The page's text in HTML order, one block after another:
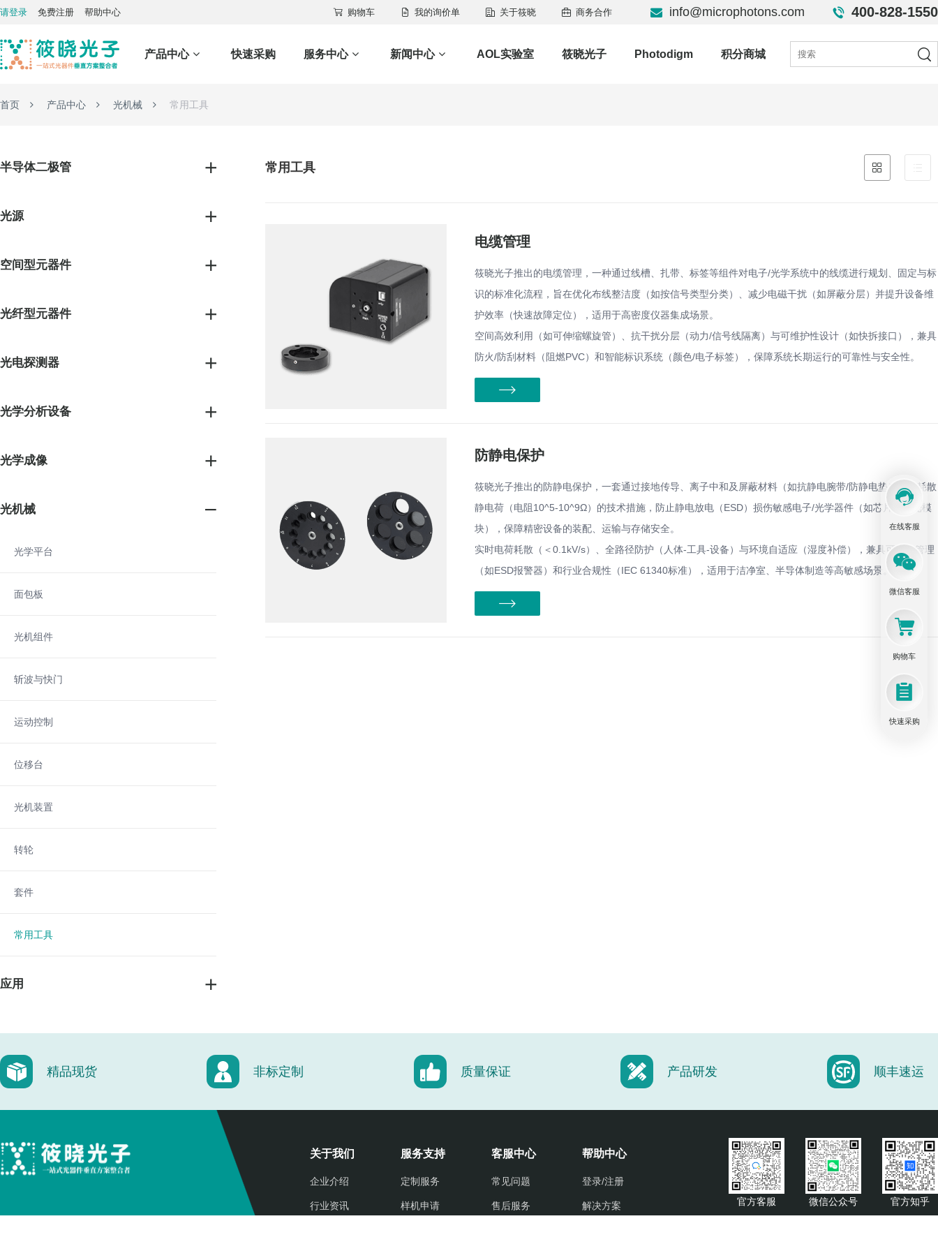
请登录 免费注册 帮助中心 购物车 我的询价单 关于筱晓 商务合作 info@microphotons.com 400-828-1550
产品中心 快速采购 服务中心 新闻中心 AOL实验室 筱晓光子 Photodigm 积分商城
在线客服
微信客服
购物车
快速采购
首页 产品中心 光机械 常用工具
半导体二极管
光源
空间型元器件
光纤型元器件
光电探测器
光学分析设备
光学成像
光机械
光学平台
面包板
光机组件
斩波与快门
运动控制
位移台
光机装置
转轮
套件
常用工具
应用
常用工具
电缆管理
筱晓光子推出的电缆管理，一种通过线槽、扎带、标签等组件对电子/光学系统中的线缆进行规划、固定与标
识的标准化流程，旨在优化布线整洁度（如按信号类型分类）、减少电磁干扰（如屏蔽分层）并提升设备维
护效率（快速故障定位），适用于高密度仪器集成场景。
空间高效利用（如可伸缩螺旋管）、抗干扰分层（动力/信号线隔离）与可维护性设计（如快拆接口），兼具
防火/防刮材料（阻燃PVC）和智能标识系统（颜色/电子标签），保障系统长期运行的可靠性与安全性。
防静电保护
筱晓光子推出的防静电保护，一套通过接地传导、离子中和及屏蔽材料（如抗静电腕带/防静电垫）主动耗散
静电荷（电阻10^5-10^9Ω）的技术措施，防止静电放电（ESD）损伤敏感电子/光学器件（如芯片、激光模
块），保障精密设备的装配、运输与存储安全。
实时电荷耗散（＜0.1kV/s）、全路径防护（人体-工具-设备）与环境自适应（湿度补偿），兼具可视化管理
（如ESD报警器）和行业合规性（IEC 61340标准），适用于洁净室、半导体制造等高敏感场景。
精品现货 非标定制 质量保证 产品研发 顺丰速运
关于我们
企业介绍
行业资讯
服务支持
定制服务
样机申请
客服中心
常见问题
售后服务
帮助中心
登录/注册
解决方案 官方客服 微信公众号 官方知乎